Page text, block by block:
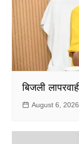
बिजली
August 6, 2026